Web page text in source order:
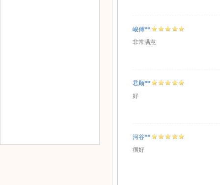
峻傅**
非常满意
君顾**
好
河谷**
很好